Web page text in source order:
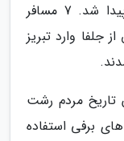
سرما جان خود را از دست داده بود، پیدا شد. 7 مسافر
جلفا وارد تبریز
تاریخ مردم رشت
برفی استفاده